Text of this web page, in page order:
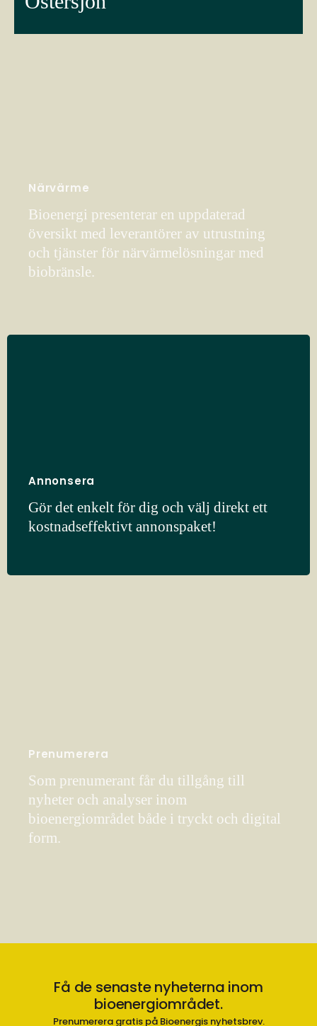
Närvärme
Bioenergi presenterar en uppdaterad
översikt med leverantörer av utrustning
och tjänster för närvärmelösningar med
biobränsle.
Annonsera
Gör det enkelt för dig och välj direkt ett
kostnadseffektivt annonspaket!
Prenumerera
Som prenumerant får du tillgång till
nyheter och analyser inom
bioenergiområdet både i tryckt och digital
form.
Få de senaste nyheterna inom
bioenergiområdet.
Prenumerera gratis på Bioenergis nyhetsbrev.